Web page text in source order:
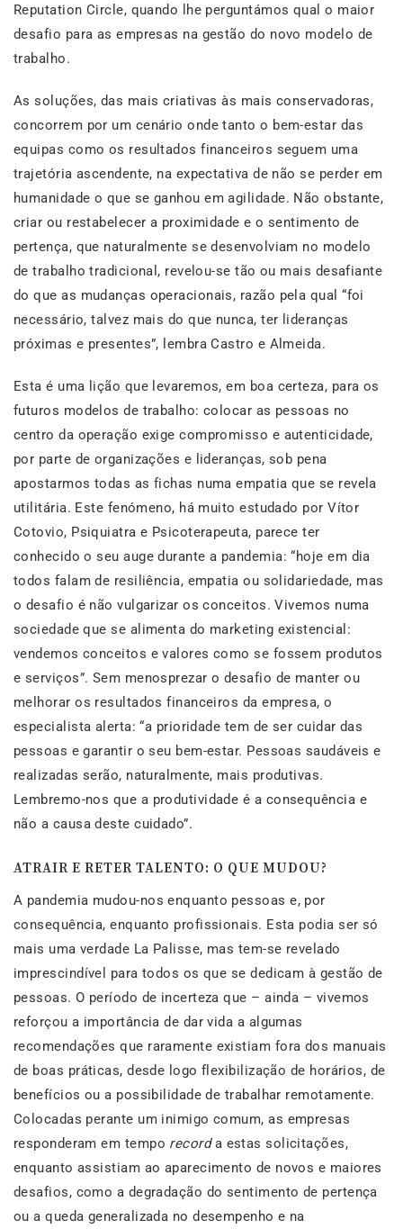
Reputation Circle, quando lhe perguntámos qual o maior
desafio para as empresas na gestão do novo modelo de
trabalho.
As soluções, das mais criativas às mais conservadoras,
concorrem por um cenário onde tanto o bem-estar das
equipas como os resultados financeiros seguem uma
trajetória ascendente, na expectativa de não se perder em
humanidade o que se ganhou em agilidade. Não obstante,
criar ou restabelecer a proximidade e o sentimento de
pertença, que naturalmente se desenvolviam no modelo
de trabalho tradicional, revelou-se tão ou mais desafiante
do que as mudanças operacionais, razão pela qual “foi
necessário, talvez mais do que nunca, ter lideranças
próximas e presentes”, lembra Castro e Almeida.
Esta é uma lição que levaremos, em boa certeza, para os
futuros modelos de trabalho: colocar as pessoas no
centro da operação exige compromisso e autenticidade,
por parte de organizações e lideranças, sob pena
apostarmos todas as fichas numa empatia que se revela
utilitária. Este fenómeno, há muito estudado por Vítor
Cotovio, Psiquiatra e Psicoterapeuta, parece ter
conhecido o seu auge durante a pandemia: “hoje em dia
todos falam de resiliência, empatia ou solidariedade, mas
o desafio é não vulgarizar os conceitos. Vivemos numa
sociedade que se alimenta do marketing existencial:
vendemos conceitos e valores como se fossem produtos
e serviços”. Sem menosprezar o desafio de manter ou
melhorar os resultados financeiros da empresa, o
especialista alerta: “a prioridade tem de ser cuidar das
pessoas e garantir o seu bem-estar. Pessoas saudáveis e
realizadas serão, naturalmente, mais produtivas.
Lembremo-nos que a produtividade é a consequência e
não a causa deste cuidado”.
ATRAIR E RETER TALENTO: O QUE MUDOU?
A pandemia mudou-nos enquanto pessoas e, por
consequência, enquanto profissionais. Esta podia ser só
mais uma verdade La Palisse, mas tem-se revelado
imprescindível para todos os que se dedicam à gestão de
pessoas. O período de incerteza que – ainda – vivemos
reforçou a importância de dar vida a algumas
recomendações que raramente existiam fora dos manuais
de boas práticas, desde logo flexibilização de horários, de
benefícios ou a possibilidade de trabalhar remotamente.
Colocadas perante um inimigo comum, as empresas
responderam em tempo recorda estas solicitações,
enquanto assistiam ao aparecimento de novos e maiores
desafios, como a degradação do sentimento de pertença
ou a queda generalizada no desempenho e na